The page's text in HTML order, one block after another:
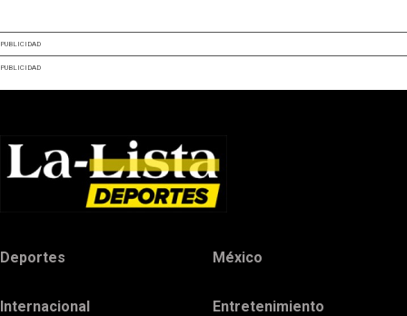
PUBLICIDAD
PUBLICIDAD
Deportes México
Internacional Entretenimiento